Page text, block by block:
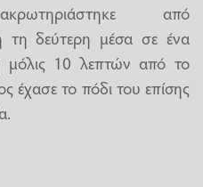
από
τη δεύτερη μέσα σε ένα
10 λεπτών από το
έχασε το πόδι του επίσης